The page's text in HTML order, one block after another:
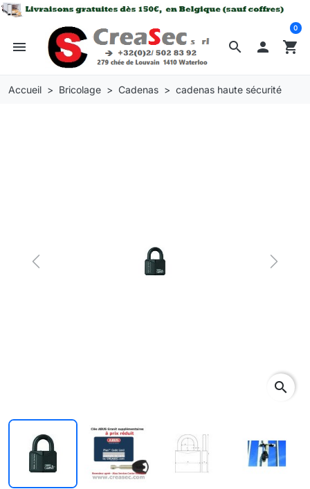
search
menu  shopping_cart
0
Accueil Bricolage Cadenas cadenas haute sécurité
Previous Next
search